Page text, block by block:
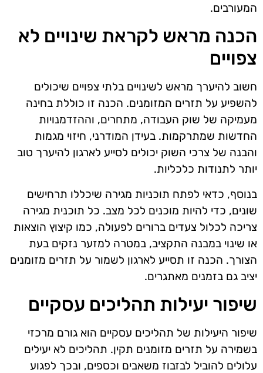
המעורבים.
הכנה מראש לקראת שינויים לא
צפויים
חשוב להיערך מראש לשינויים בלתי צפויים שיכולים
להשפיע על תזרים המזומנים. הכנה זו כוללת בחינה
מעמיקה של שוק העבודה, מתחרים, וההזדמנויות
החדשות שמתרקמות. בעידן המודרני, חיזוי מגמות
והבנה של צרכי השוק יכולים לסייע לארגון להיערך טוב
יותר לתנודות כלכליות.
בנוסף, כדאי לפתח תוכניות מגירה שיכללו תרחישים
שונים, כדי להיות מוכנים לכל מצב. כל תוכנית מגירה
צריכה לכלול צעדים ברורים לפעולה, כמו קיצוץ הוצאות
או שינוי במבנה התקציב, במטרה למזער נזקים בעת
הצורך. הכנה זו תסייע לארגון לשמור על תזרים מזומנים
יציב גם בזמנים מאתגרים.
שיפור יעילות תהליכים עסקיים
שיפור היעילות של תהליכים עסקיים הוא גורם מרכזי
בשמירה על תזרים מזומנים תקין. תהליכים לא יעילים
עלולים להוביל לבזבוז משאבים וכספים, ובכך לפגוע